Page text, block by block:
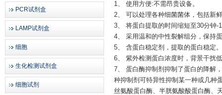
PCR试剂盒
LAMP试剂盒
细胞
生化检测试剂盒
细胞试剂
1、 使用方便:不需昂贵设备。
2、 可以处理各种细菌菌体，包括新
3、 将蛋白提取的时间缩短至30分钟-
4、 采用温和的中性裂解组分，保持
5、 含蛋白稳定剂，提取的蛋白稳定。
6、 紫外检测蛋白浓度时，背景干扰
7、 蛋白酶抑制剂抑制了蛋白的降解
种抑制剂可特异性抑制某一种或几种
丝氨酸蛋白酶、半胱氨酸酸蛋白酶、